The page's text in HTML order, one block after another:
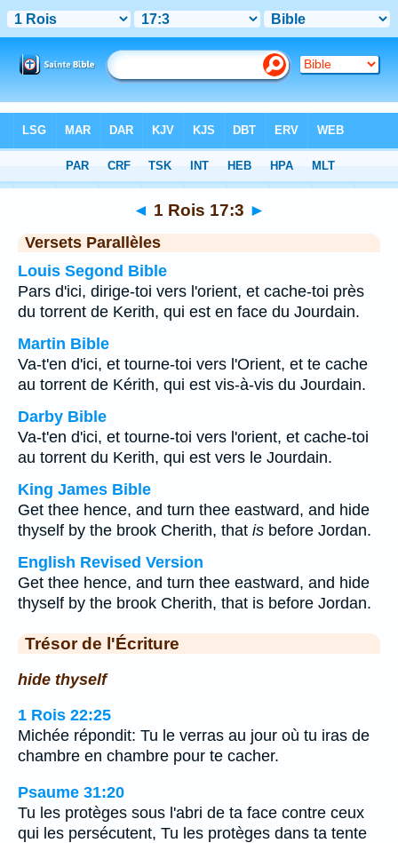
Chapitre 17> Verset 3
◄ 1 Rois 17:3 ►
Versets Parallèles
Louis Segond Bible
Pars d'ici, dirige-toi vers l'orient, et cache-toi près
du torrent de Kerith, qui est en face du Jourdain.
Martin Bible
Va-t'en d'ici, et tourne-toi vers l'Orient, et te cache
au torrent de Kérith, qui est vis-à-vis du Jourdain.
Darby Bible
Va-t'en d'ici, et tourne-toi vers l'orient, et cache-toi
au torrent du Kerith, qui est vers le Jourdain.
King James Bible
Get thee hence, and turn thee eastward, and hide
thyself by the brook Cherith, that is before Jordan.
English Revised Version
Get thee hence, and turn thee eastward, and hide
thyself by the brook Cherith, that is before Jordan.
Trésor de l'Écriture
hide thyself
1 Rois 22:25
Michée répondit: Tu le verras au jour où tu iras de
chambre en chambre pour te cacher.
Psaume 31:20
Tu les protèges sous l'abri de ta face contre ceux
qui les persécutent, Tu les protèges dans ta tente